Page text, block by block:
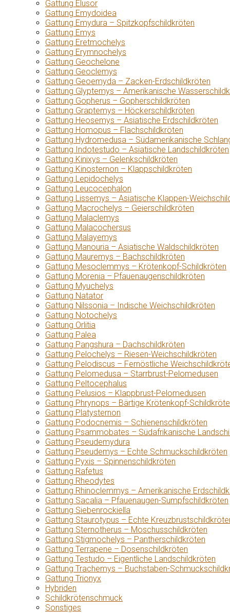
Gattung Elusor
Gattung Emydoidea
Gattung Emydura – Spitzkopfschildkröten
Gattung Emys
Gattung Eretmochelys
Gattung Erymnochelys
Gattung Geochelone
Gattung Geoclemys
Gattung Geoemyda – Zacken-Erdschildkröten
Gattung Glyptemys – Amerikanische
Gattung Gopherus – Gopherschildkröten
Gattung Graptemys – Höckerschildkröten
Gattung Heosemys – Asiatische Erdschildkröten
Gattung Homopus – Flachschildkröten
Gattung Hydromedusa – Südamerikanische
Gattung Indotestudo – Asiatische Landschildkröten
Gattung Kinixys – Gelenkschildkröten
Gattung Kinosternon – Klappschildkröten
Gattung Lepidochelys
Gattung Leucocephalon
Gattung Lissemys – Asiatische Klappen-
Gattung Macrochelys – Geierschildkröten
Gattung Malaclemys
Gattung Malacochersus
Gattung Malayemys
Gattung Manouria – Asiatische Waldschildkröten
Gattung Mauremys – Bachschildkröten
Gattung Mesoclemmys – Krötenkopf-Schildkröten
Gattung Morenia – Pfauenaugenschildkröten
Gattung Myuchelys
Gattung Natator
Gattung Nilssonia – Indische Weichschildkröten
Gattung Notochelys
Gattung Orlitia
Gattung Palea
Gattung Pangshura – Dachschildkröten
Gattung Pelochelys – Riesen-Weichschildkröten
Gattung Pelodiscus – Fernöstliche
Gattung Pelomedusa – Starrbrust-Pelomedusen
Gattung Peltocephalus
Gattung Pelusios – Klappbrust-Pelomedusen
Gattung Phrynops – Bärtige Krötenkopf-
Gattung Platysternon
Gattung Podocnemis – Schienenschildkröten
Gattung Psammobates – Südafrikanische
Gattung Pseudemydura
Gattung Pseudemys – Echte Schmuckschildkröten
Gattung Pyxis – Spinnenschildkröten
Gattung Rafetus
Gattung Rheodytes
Gattung Rhinoclemmys – Amerikanische
Gattung Sacalia – Pfauenaugen-Sumpfschildkröten
Gattung Siebenrockiella
Gattung Staurotypus – Echte
Gattung Sternotherus – Moschusschildkröten
Gattung Stigmochelys – Pantherschildkröten
Gattung Terrapene – Dosenschildkröten
Gattung Testudo – Eigentliche Landschildkröten
Gattung Trachemys – Buchstaben-
Gattung Trionyx
Hybriden
Schildkrötenschmuck
Sonstiges